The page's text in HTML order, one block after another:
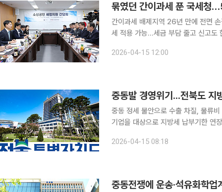
묶였던 간이과세 푼 국세청
간이과세 배제지역 26년 만에 전면
세 적용 가능…세금 부담 줄고 신고도 한결 간편해져 국세청이 간이과
가 예전만 못한데도 여전히 일반과세
2026-04-15 12:00
중동발 경영위기...전북도 지
중동 정세 불안으로 수출 차질, 물류비 상승
기업을 대상으로 지방세 납부기한 연
비상경제대응 TF 영상회의를 열고 이
2026-04-15 08:18
중동전쟁에 운송·석유화학